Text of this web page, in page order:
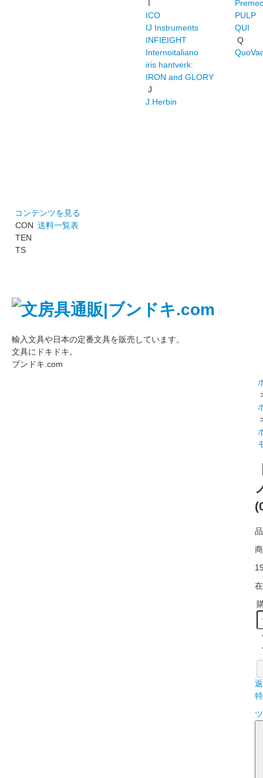
I
ICO
IJ Instruments
INFIEIGHT
Internoitaliano
iris hantverk:
IRON and GLORY
J
J.Herbin
Premec
PULP
QUI
Q
コンテンツを見る
CON
TEN
TS
送料一覧表
輸入文具や日本の定番文具を販売しています。
文具にドキドキ。
ブンドキ.com